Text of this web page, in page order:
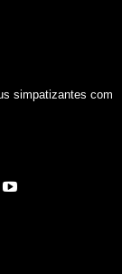
simpatizantes com